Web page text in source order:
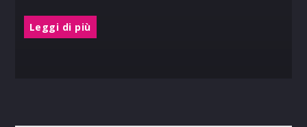
Leggi di più